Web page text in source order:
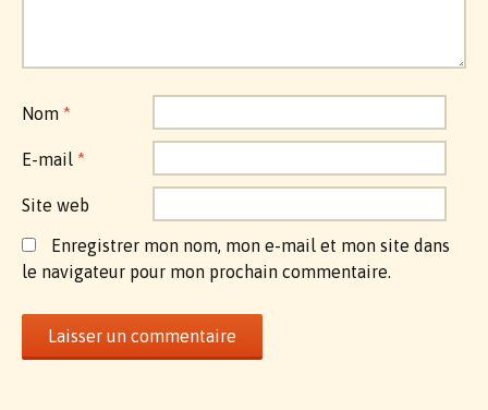
Nom *
E-mail *
Site web
Enregistrer mon nom, mon e-mail et mon site dans
le navigateur pour mon prochain commentaire.